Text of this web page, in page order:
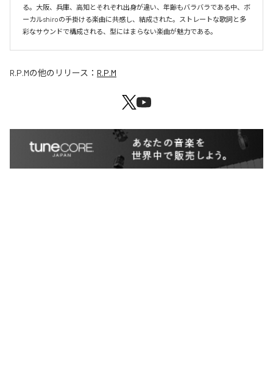
る。大阪、兵庫、高知とそれぞれ出身が違い、年齢もバラバラである中、ボ
ーカルshiroの手掛ける楽曲に共感し、結成された。ストレートな歌詞と多
彩なサウンドで構成される、型にはまらない楽曲が魅力である。
R.P.Mの他のリリース： R.P.M